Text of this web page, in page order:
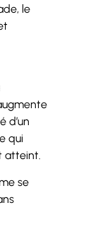
le
d’un
qui
atteint.
se